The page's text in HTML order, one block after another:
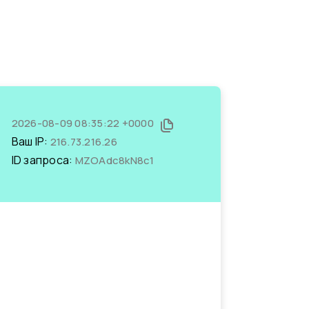
2026-08-09 08:35:22 +0000
Ваш IP: 216.73.216.26
ID запроса: MZOAdc8kN8c1